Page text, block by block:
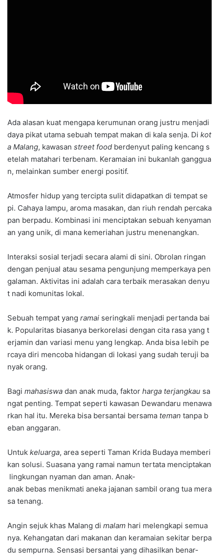
Ada alasan kuat mengapa kerumunan orang justru menjadi
daya pikat utama sebuah tempat makan di kala senja. Di kot
a Malang, kawasan street food berdenyut paling kencang s
etelah matahari terbenam. Keramaian ini bukanlah ganggua
n, melainkan sumber energi positif.
Atmosfer hidup yang tercipta sulit didapatkan di tempat se
pi. Cahaya lampu, aroma masakan, dan riuh rendah percaka
pan berpadu. Kombinasi ini menciptakan sebuah kenyaman
an yang unik, di mana kemeriahan justru menenangkan.
Interaksi sosial terjadi secara alami di sini. Obrolan ringan
dengan penjual atau sesama pengunjung memperkaya pen
galaman. Aktivitas ini adalah cara terbaik merasakan denyu
t nadi komunitas lokal.
Sebuah tempat yang ramai seringkali menjadi pertanda bai
k. Popularitas biasanya berkorelasi dengan cita rasa yang t
erjamin dan variasi menu yang lengkap. Anda bisa lebih pe
rcaya diri mencoba hidangan di lokasi yang sudah teruji ba
nyak orang.
Bagi mahasiswa dan anak muda, faktor harga terjangkau sa
ngat penting. Tempat seperti kawasan Dewandaru menawa
rkan hal itu. Mereka bisa bersantai bersama teman tanpa b
eban anggaran.
Untuk keluarga, area seperti Taman Krida Budaya memberi
kan solusi. Suasana yang ramai namun tertata menciptakan
lingkungan nyaman dan aman. Anak-
anak bebas menikmati aneka jajanan sambil orang tua mera
sa tenang.
Angin sejuk khas Malang di malam hari melengkapi semua
nya. Kehangatan dari makanan dan keramaian sekitar berpa
du sempurna. Sensasi bersantai yang dihasilkan benar-